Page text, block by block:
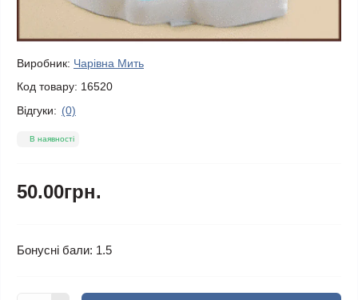
Виробник: Чарівна Мить
Код товару: 16520
Відгуки: (0)
В наявності
50.00грн.
Бонусні бали: 1.5